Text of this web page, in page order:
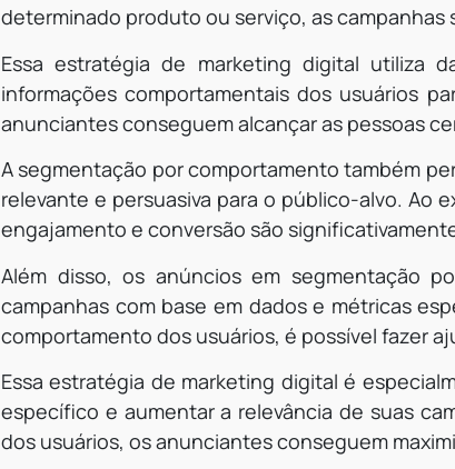
determinado produto ou serviço, as campanhas
Essa estratégia de marketing digital utiliza
informações comportamentais dos usuários
anunciantes conseguem alcançar as pessoas
A segmentação por comportamento também
relevante e persuasiva para o público-alvo. Ao
engajamento e conversão são
Além disso, os anúncios em segmentação
campanhas com base em dados e métricas
comportamento dos usuários, é possível fazer
Essa estratégia de marketing digital é
específico e aumentar a relevância de suas
dos usuários, os anunciantes conseguem